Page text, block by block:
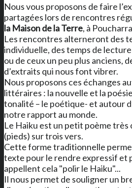
Nous vous proposons de faire
partagées lors de rencontres
la Maison de la Terre, à
Les rencontres alterneront des
individuelle, des temps de
ou de ceux un peu plus anciens,
d’extraits qui nous font vibrer.
Nous proposons ces échanges
littéraires : la nouvelle et la
tonalité – le poétique- et autour
notre rapport au monde.
Le Haiku est un petit poème
(pieds) sur trois vers.
Cette forme traditionnelle
texte pour le rendre expressif et
appellent cela "polir le Haiku"...
Il nous permet de souligner un